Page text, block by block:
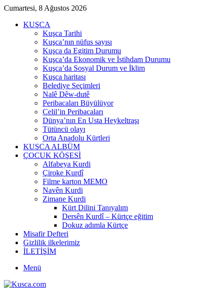
Cumartesi, 8 Ağustos 2026
KUŞCA
Kuşca Tarihi
Kuşca’nın nüfus sayısı
Kuşca da Egitim Durumu
Kuşca’da Ekonomik ve İstihdam Durumu
Kuşca’da Sosyal Durum ve İklim
Kuşca haritası
Belediye Seçimleri
Nalê Dêw-dutê
Peribacaları Büyülüyor
Celil’in Peribacaları
Dünya’nın En Usta Heykeltraşı
Tütüncü olayı
Orta Anadolu Kürtleri
KUŞCA ALBÜM
ÇOCUK KÖŞESİ
Alfabeya Kurdi
Çiroke Kurdî
Filme karton MEMO
Navên Kurdi
Zimane Kurdi
Kürt Dilini Tanıyalım
Dersên Kurdî – Kürtçe eğitim
Dokuz adımla Kürtçe
Misafir Defteri
Gizlilik ilkelerimiz
İLETİŞİM
Menü